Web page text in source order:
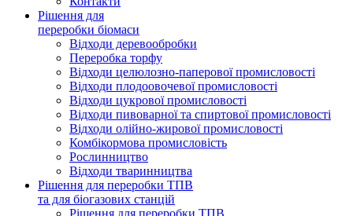
Рішення для
переробки біомаси
Відходи деревообробки
Переробка торфу
Відходи целюлозно-паперової промисловості
Відходи плодоовочевої промисловості
Відходи цукрової промисловості
Відходи пивоварної та спиртової промисловості
Відходи олійно-жирової промисловості
Комбікормова промисловість
Рослинництво
Відходи тваринництва
Рішення для переробки ТПВ
та для біогазових станцій
Рішення для переробки ТПВ